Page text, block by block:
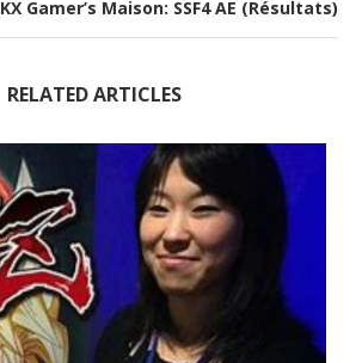
KX Gamer’s Maison: SSF4 AE (Résultats)
RELATED ARTICLES